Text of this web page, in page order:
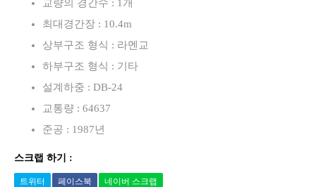
교량의 경간수 : 1개
최대경간장 : 10.4m
상부구조 형식 : 라멘교
하부구조 형식 : 기타
설계하중 : DB-24
교통량 : 64637
준공 : 1987년
스크랩 하기 :
트위터 페이스북 네이버 스크랩